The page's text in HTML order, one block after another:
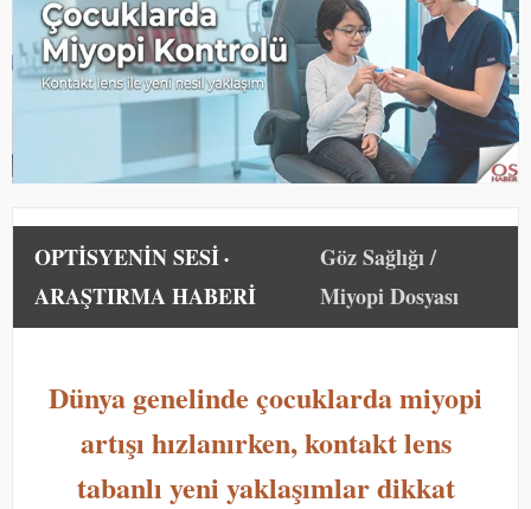
OPTİSYENİN SESİ •
ARAŞTIRMA HABERİ
Göz Sağlığı /
Miyopi Dosyası
Dünya genelinde çocuklarda miyopi
artışı hızlanırken, kontakt lens
tabanlı yeni yaklaşımlar dikkat